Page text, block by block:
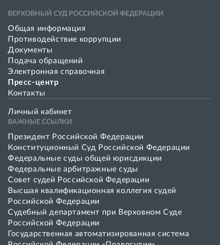
ВЕРХОВНЫЙ СУД РОССИЙСКОЙ ФЕДЕРАЦИИ
Общая информация
Противодействие коррупции
Документы
Подача обращений
Электронная справочная
Пресс-центр
Контакты
Личный кабинет
ВАЖНЫЕ ССЫЛКИ
Президент Российской Федерации
Конституционный Суд Российской Федерации
Федеральные суды общей юрисдикции
Федеральные арбитражные суды
Совет cудей Российской Федерации
Высшая квалификационная коллегия судей
Российской Федерации
Судебный департамент при Верховном Суде
Российской Федерации
Государственная автоматизированная система